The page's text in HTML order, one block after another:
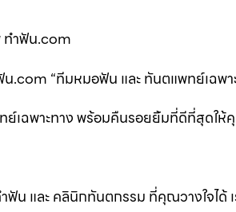
ำฟัน.com
.com “ทีมหมอฟัน และ ทันตแพทย์เฉพ
เฉพาะทาง พร้อมคืนรอยยิ้มที่ดีที่สุดให้
ฟัน และ คลินิกทันตกรรม ที่คุณวางใจไ